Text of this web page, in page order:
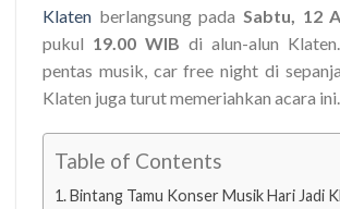
Klaten berlangsung pada Sabtu, 12
pukul 19.00 WIB di alun-alun
pentas musik, car free night di
Klaten juga turut memeriahkan acara ini.
Table of Contents
Bintang Tamu Konser Musik Hari Jadi